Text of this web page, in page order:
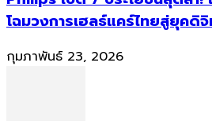
โฉมวงการเฮลธ์แคร์ไทยสู่ยุคดิ
กุมภาพันธ์ 23, 2026